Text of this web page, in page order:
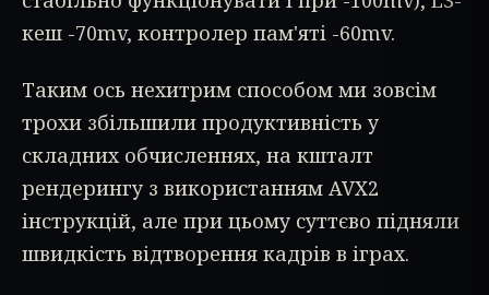
кеш -70mv, контролер пам'яті -60mv.
Таким ось нехитрим способом ми зовсім
трохи збільшили продуктивність у
складних обчисленнях, на кшталт
рендерингу з використанням AVX2
інструкцій, але при цьому суттєво підняли
швидкість відтворення кадрів в іграх.